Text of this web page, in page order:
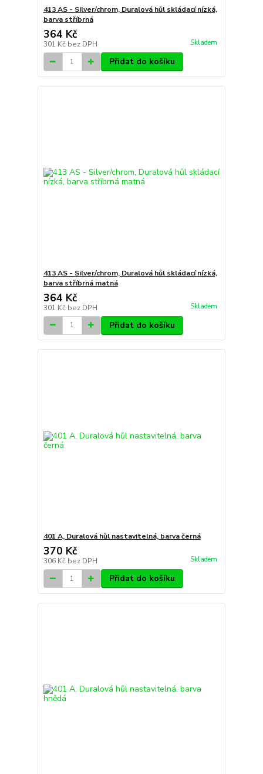
413 AS - Silver/chrom, Duralová hůl skládací nízká,
barva stříbrná
364 Kč
301 Kč bez DPH Skladem
Přidat do košíku
413 AS - Silver/chrom, Duralová hůl skládací nízká,
barva stříbrná matná
364 Kč
301 Kč bez DPH Skladem
Přidat do košíku
401 A, Duralová hůl nastavitelná, barva černá
370 Kč
306 Kč bez DPH Skladem
Přidat do košíku